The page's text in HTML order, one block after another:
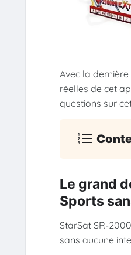
Avec la
réelles de cet
questions sur
Le grand
Sports
StarSat SR-
sans aucune